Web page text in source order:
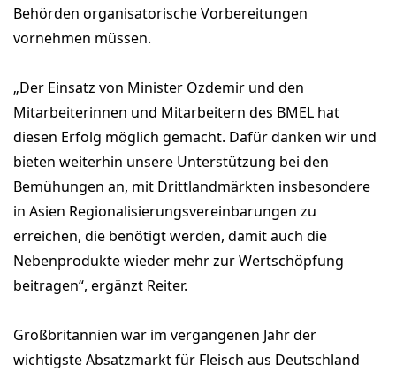
Behörden organisatorische Vorbereitungen
vornehmen müssen.
„Der Einsatz von Minister Özdemir und den
Mitarbeiterinnen und Mitarbeitern des BMEL hat
diesen Erfolg möglich gemacht. Dafür danken wir und
bieten weiterhin unsere Unterstützung bei den
Bemühungen an, mit Drittlandmärkten insbesondere
in Asien Regionalisierungsvereinbarungen zu
erreichen, die benötigt werden, damit auch die
Nebenprodukte wieder mehr zur Wertschöpfung
beitragen“, ergänzt Reiter.
Großbritannien war im vergangenen Jahr der
wichtigste Absatzmarkt für Fleisch aus Deutschland